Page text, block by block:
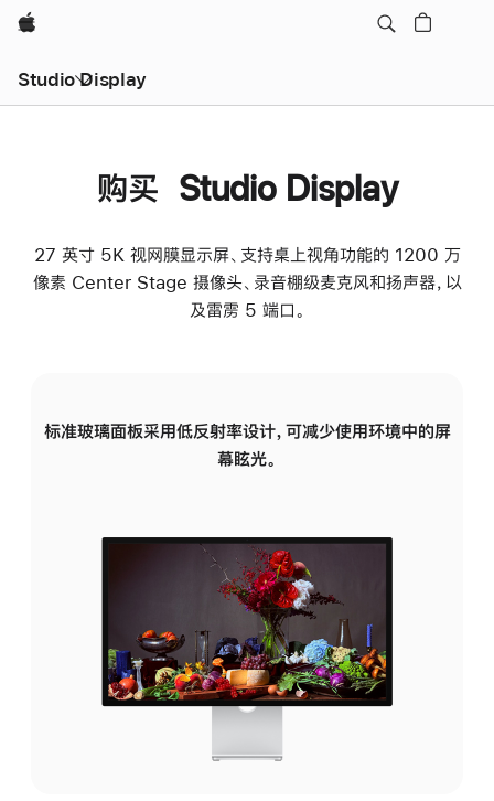
Apple
Studio Display
购买 Studio Display
27 英寸 5K 视网膜显示屏、支持桌上视角功能的 1200 万
像素 Center Stage 摄像头、录音棚级麦克风和扬声器，以
及雷雳 5 端口。
标准玻璃面板采用低反射率设计，可减少使用环境中的屏
幕眩光。